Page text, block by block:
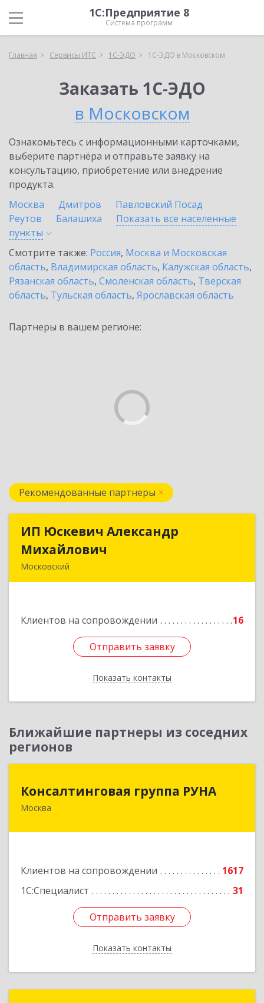
1С:Предприятие 8
Система программ
Главная Сервисы ИТС 1С-ЭДО 1С-ЭДО в Московском
Заказать 1С-ЭДО
в Московском
Ознакомьтесь с информационными карточками,
выберите партнёра и отправьте заявку на
консультацию, приобретение или внедрение
продукта.
Москва
Дмитров
Павловский Посад
Реутов
Балашиха
Показать все населенные
пункты
Смотрите также: Россия, Москва и Московская
область, Владимирская область, Калужская область,
Рязанская область, Смоленская область, Тверская
область, Тульская область, Ярославская область
Партнеры в вашем регионе:
Рекомендованные партнеры
ИП Юскевич Александр
Михайлович
Московский
Клиентов на сопровождении 16
Отправить заявку
Показать контакты
ИП Юскевич Александр
Подробнее
Отправить заявку
Назад
Ближайшие партнеры из соседних
регионов
Консалтинговая группа РУНА
Москва
Клиентов на сопровождении
1617
1С:Специалист
31
Отправить заявку
Показать контакты
117218, Москва г, Кржижановского ул, дом №
Отправить заявку
Назад